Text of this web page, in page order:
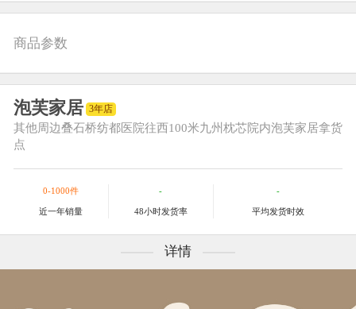
商品参数
泡芙家居 3年店
其他周边叠石桥纺都医院往西100米九州枕芯院内泡芙家居拿货
点
0-1000件
近一年销量
-
48小时发货率
-
平均发货时效
详情